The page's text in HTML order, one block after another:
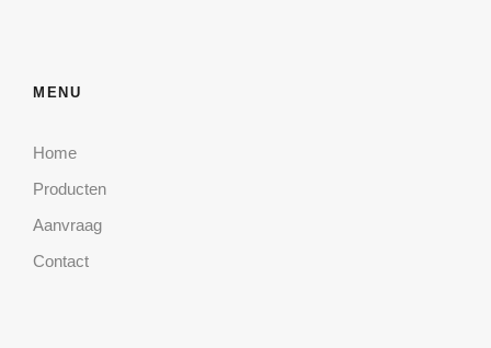
MENU
Home
Producten
Aanvraag
Contact